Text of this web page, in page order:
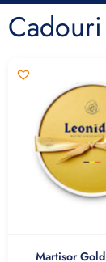
Martisor